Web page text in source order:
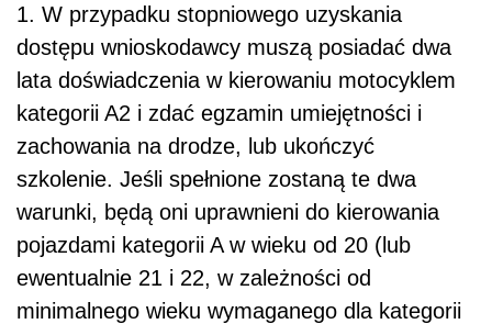
1. W przypadku stopniowego uzyskania
dostępu wnioskodawcy muszą posiadać dwa
lata doświadczenia w kierowaniu motocyklem
kategorii A2 i zdać egzamin umiejętności i
zachowania na drodze, lub ukończyć
szkolenie. Jeśli spełnione zostaną te dwa
warunki, będą oni uprawnieni do kierowania
pojazdami kategorii A w wieku od 20 (lub
ewentualnie 21 i 22, w zależności od
minimalnego wieku wymaganego dla kategorii